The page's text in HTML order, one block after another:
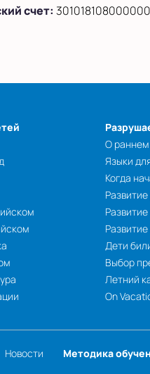
счет:
О раннем
Языки
Когда
Дети
Выбор
Летний
On
Новости Методика